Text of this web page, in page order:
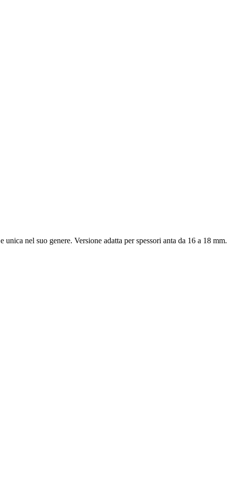
nel suo genere. Versione adatta per spessori anta da 16 a 18 mm.